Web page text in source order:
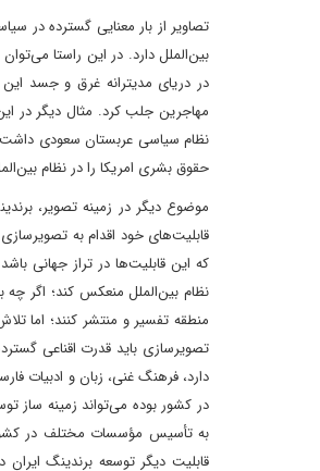
تصاویر از بار معنایی گسترده در
در دریای مدیترانه غرق و جسد
مهاجرین جلب کرد. مثال دیگر در
نظام سیاسی عربستان سعودی
حقوق بشری امریکا را در نظام
موضوع دیگر در زمینه تصویر،
قابلیت‌های خود اقدام به
که این قابلیت‌ها در تراز جهانی
نظام بین‌الملل منعکس کند؛ اگر
منطقه تفسیر و منتشر کنند؛ اما
تصویرسازی باید قدرت اقناعی
دارد، فرهنگ غنی، زبان و ادبیات
در کشور بوده می‌تواند زمینه ساز
به تأسیس مؤسسات مختلف در
قابلیت دیگر توسعه برندینگ